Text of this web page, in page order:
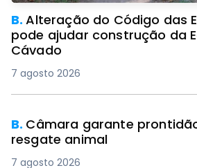
B.Alteração do Código das Expropriações
pode ajudar construção da
Cávado
7 agosto 2026
B. Câmara garante
resgate animal
7 agosto 2026